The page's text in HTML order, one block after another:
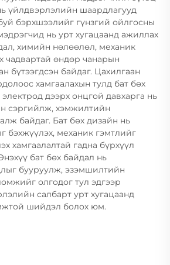
үйлдвэрлэлийн шаардлагууд
бэрхшээлийг гүнзгий ойлгосны
нь урт хугацаанд ажиллах
химийн нөлөөлөл, механик
чадвартай өндөр чанарын
бүтээгдсэн байдаг. Цахилгаан
хамгаалахын тулд бат бөх
дээрх онцгой давхарга нь
сэргийлж, хэмжилтийн
байдаг. Бат бөх дизайн нь
бэхжүүлэх, механик гэмтлийг
хамгаалалтай гадна бүрхүүл
бат бөх байдал нь
бууруулж, эзэмшилтийн
олгодог тул эдгээр
салбарт урт хугацаанд
шийдэл болох юм.